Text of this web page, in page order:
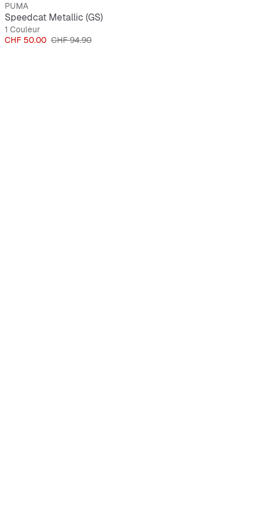
PUMA
Speedcat Metallic (GS)
1 Couleur
Prix
CHF 50.00 Prix original
CHF 94.90